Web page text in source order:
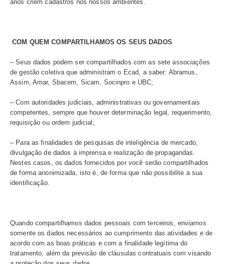
mail lgpd@ecad.org.br.
acima:
– Confirmar a existência do tratamento, acessar os
Pessoais e retificá-los quando os mesmos estiverem
– Você pode solicitar a exclusão dos seus dados por
dados acontecerá em até 180 dias. Após a exclusão, o
manter os seus Dados somente pelo prazo necessário
processos judiciais, administrativos e arbitrais, para
obrigação legal e/ou regulatória, para o exercício regular
prazo de manutenção e a necessidade legal, os Dados
serão excluídos com uso de métodos de descarte
utilizados de forma anonimizada para fins estatísticos;